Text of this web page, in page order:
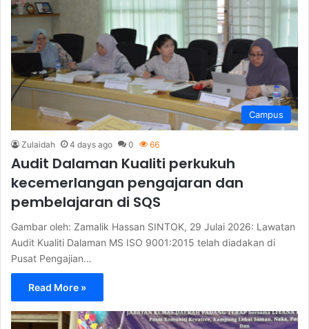
Campus
Zulaidah 4 days ago 0 66
Audit Dalaman Kualiti perkukuh
kecemerlangan pengajaran dan
pembelajaran di SQS
Gambar oleh: Zamalik Hassan SINTOK, 29 Julai 2026: Lawatan
Audit Kualiti Dalaman MS ISO 9001:2015 telah diadakan di
Pusat Pengajian…
Read More »